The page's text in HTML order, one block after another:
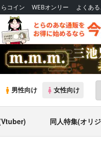
らコイン WEBオンリー よくあ
男性向け 女性向け
同人特集(オリ